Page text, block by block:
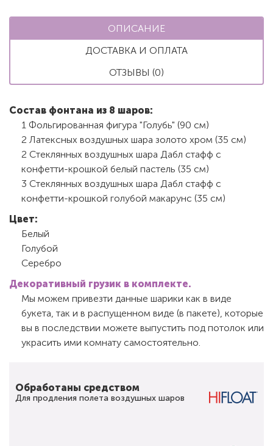
ОПИСАНИЕ
ДОСТАВКА И ОПЛАТА
ОТЗЫВЫ (0)
Состав фонтана из 8 шаров:
1 Фольгированная фигура "Голубь" (90 см)
2 Латексных воздушных шара золото хром (35 см)
2 Стеклянных воздушных шара Дабл стафф с
конфетти-крошкой белый пастель (35 см)
3 Стеклянных воздушных шара Дабл стафф с
конфетти-крошкой голубой макарунс (35 см)
Цвет:
Белый
Голубой
Серебро
Декоративный грузик в комплекте.
Мы можем привезти данные шарики как в виде
букета, так и в распущенном виде (в пакете), которые
вы в последствии можете выпустить под потолок или
украсить ими комнату самостоятельно.
Обработаны средством
Для продления полета воздушных шаров